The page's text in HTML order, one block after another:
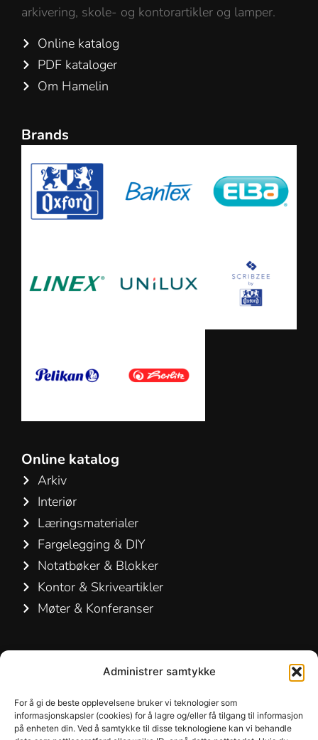
Administrer samtykke
For å gi de beste opplevelsene bruker vi teknologier som
informasjonskapsler (cookies) for å lagre og/eller få tilgang til informasjon
på enheten din. Ved å samtykke til disse teknologiene kan vi behandle
arkivering, skole- og kontorartikler og lamper.
Online katalog
PDF kataloger
Om Hamelin
Brands
Online katalog
Arkiv
Interiør
Læringsmaterialer
Fargelegging & DIY
Notatbøker & Blokker
Kontor & Skriveartikler
Møter & Konferanser
Hirsemarken 5, st. th.
3520 Farum